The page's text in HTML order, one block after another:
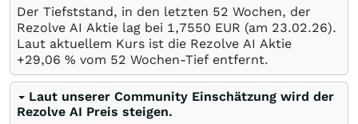
Der Tiefststand, in den letzten 52 Wochen, der
Rezolve AI Aktie lag bei 1,7550 EUR (am 23.02.26).
Laut aktuellem Kurs ist die Rezolve AI Aktie
+29,06 % vom 52 Wochen-Tief entfernt.
Laut unserer Community Einschätzung wird der
Rezolve AI Preis steigen.